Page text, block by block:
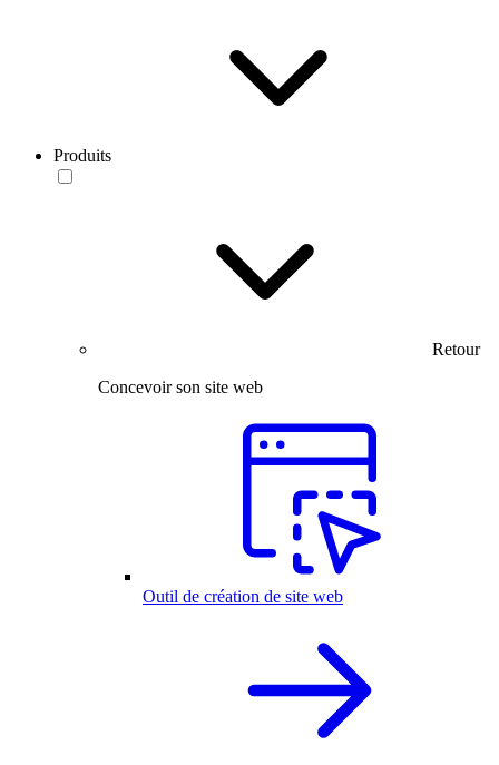
Produits
Retour
Concevoir son site web
Outil de création de site web